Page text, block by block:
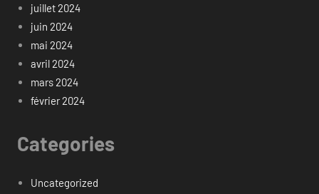
juillet 2024
juin 2024
mai 2024
avril 2024
mars 2024
février 2024
Categories
Uncategorized